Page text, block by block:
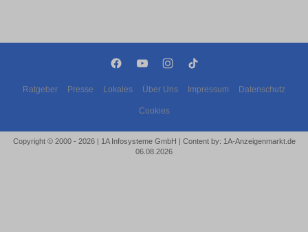
Ratgeber Presse Lokales Über Uns Impressum Datenschutz
Cookies
Copyright © 2000 - 2026 | 1A Infosysteme GmbH | Content by: 1A-Anzeigenmarkt.de
06.08.2026